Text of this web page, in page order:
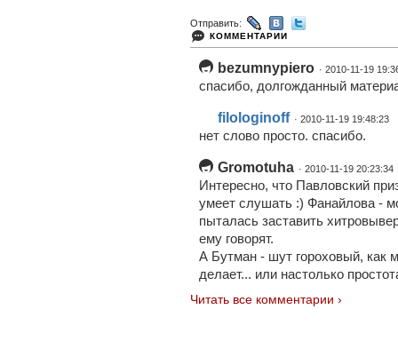
Отправить:
КОММЕНТАРИИ
bezumnypiero · 2010-11-19
спасибо, долгожданный
filologinoff · 2010-11-19 19:48:23
нет слово просто. спасибо.
Gromotuha · 2010-11-19 20:23:34
Интересно, что Павловский
умеет слушать :) Фанайлова -
пыталась заставить
ему говорят.
А Бутман - шут гороховый, как
делает... или настолько
Читать все комментарии ›